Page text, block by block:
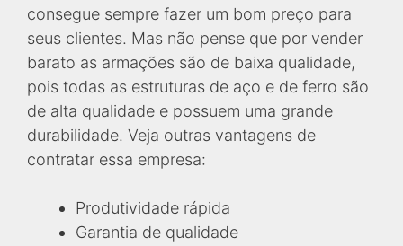
consegue sempre fazer um bom preço para
seus clientes. Mas não pense que por vender
barato as armações são de baixa qualidade,
pois todas as estruturas de aço e de ferro são
de alta qualidade e possuem uma grande
durabilidade. Veja outras vantagens de
contratar essa empresa:
Produtividade rápida
Garantia de qualidade